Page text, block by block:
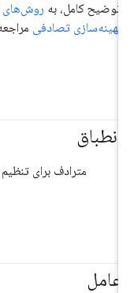
توضیح کامل، به روش‌های
بهینه‌سازی تصادفی
انطباق#هوش_مصنوعی_تولیدی
مترادف برای تنظیم
عامل